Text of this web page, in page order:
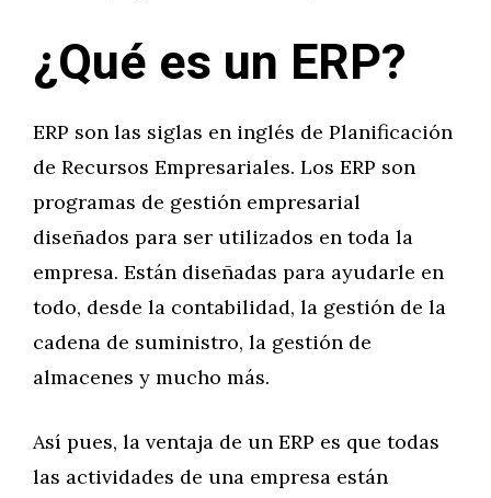
¿Qué es un ERP?
ERP son las siglas en inglés de Planificación
de Recursos Empresariales. Los ERP son
programas de gestión empresarial
diseñados para ser utilizados en toda la
empresa. Están diseñadas para ayudarle en
todo, desde la contabilidad, la gestión de la
cadena de suministro, la gestión de
almacenes y mucho más.
Así pues, la ventaja de un ERP es que todas
las actividades de una empresa están